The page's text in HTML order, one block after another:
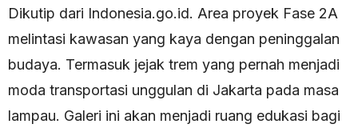
Dikutip dari Indonesia.go.id. Area proyek Fase 2A
melintasi kawasan yang kaya dengan peninggalan
budaya. Termasuk jejak trem yang pernah menjadi
moda transportasi unggulan di Jakarta pada masa
lampau. Galeri ini akan menjadi ruang edukasi bagi